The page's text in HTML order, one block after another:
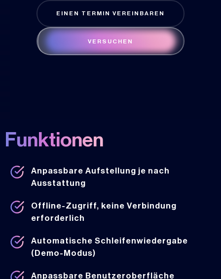
EINEN TERMIN VEREINBAREN
VERSUCHEN
Funktionen
Anpassbare Aufstellung je nach
Ausstattung
Offline-Zugriff, keine Verbindung
erforderlich
Automatische Schleifenwiedergabe
(Demo-Modus)
Anpassbare Benutzeroberfläche